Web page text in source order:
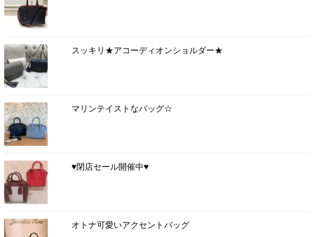
スッキリ★アコーディオンショルダー★
マリンテイストなバッグ☆
♥閉店セール開催中♥
オトナ可愛いアクセントバッグ